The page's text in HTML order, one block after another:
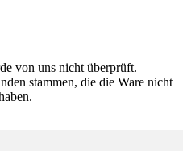
von uns nicht überprüft.
stammen, die die Ware nicht